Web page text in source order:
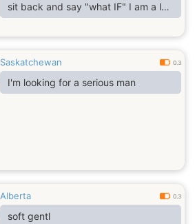
sit back and say "what IF" I am a lot
of fun, but I do have values. More
about me, I am 6feet 0 inches tall,
Saskatchewan 0.3
I'm looking for a serious man
Alberta 0.3
soft gentl